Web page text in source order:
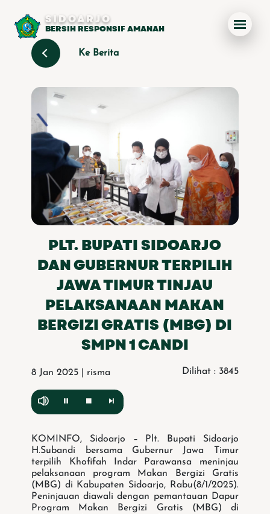
SIDOARJO
BERSIH RESPONSIF AMANAH
Ke Berita
PLT. BUPATI SIDOARJO
DAN GUBERNUR TERPILIH
JAWA TIMUR TINJAU
PELAKSANAAN MAKAN
BERGIZI GRATIS (MBG) DI
SMPN 1 CANDI
8 Jan 2025 | risma Dilihat : 3845
KOMINFO, Sidoarjo – Plt. Bupati Sidoarjo
H.Subandi bersama Gubernur Jawa Timur
terpilih Khofifah Indar Parawansa meninjau
pelaksanaan program Makan Bergizi Gratis
(MBG) di Kabupaten Sidoarjo, Rabu(8/1/2025).
Peninjauan diawali dengan pemantauan Dapur
Program Makan Bergizi Gratis (MBG) di